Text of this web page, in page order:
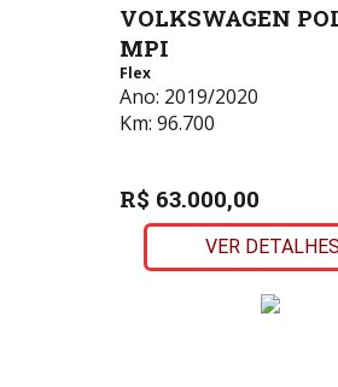
VOLKSWAGEN
MPI
Flex
Ano: 2019/2020
Km: 96.700
R$ 63.000,00
VER DETALHES